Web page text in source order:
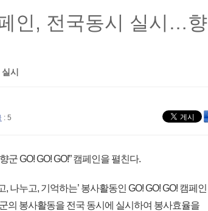
인, 전국동시 실시…향
시
: 5
GO! GO! GO!” 캠페인을 펼친다.
나누고, 기억하는’ 봉사활동인 GO! GO! GO! 캠페인
의 봉사활동을 전국 동시에 실시하여 봉사효율을